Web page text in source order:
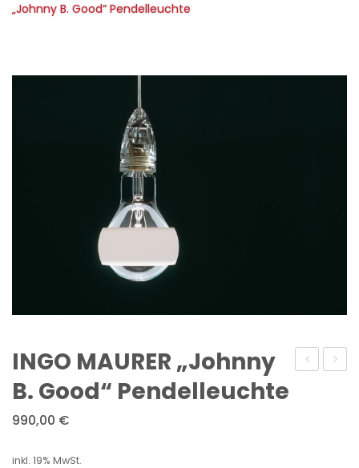
„Johnny B. Good“ Pendelleuchte
INGO MAURER „Johnny
B. Good“ Pendelleuchte
990,00 €
inkl. 19% MwSt.